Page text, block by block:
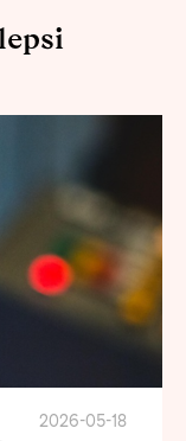
2026-05-18